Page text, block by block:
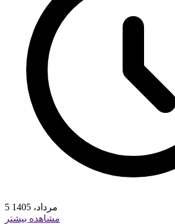
5 مرداد، 1405
مشاهده بیشتر